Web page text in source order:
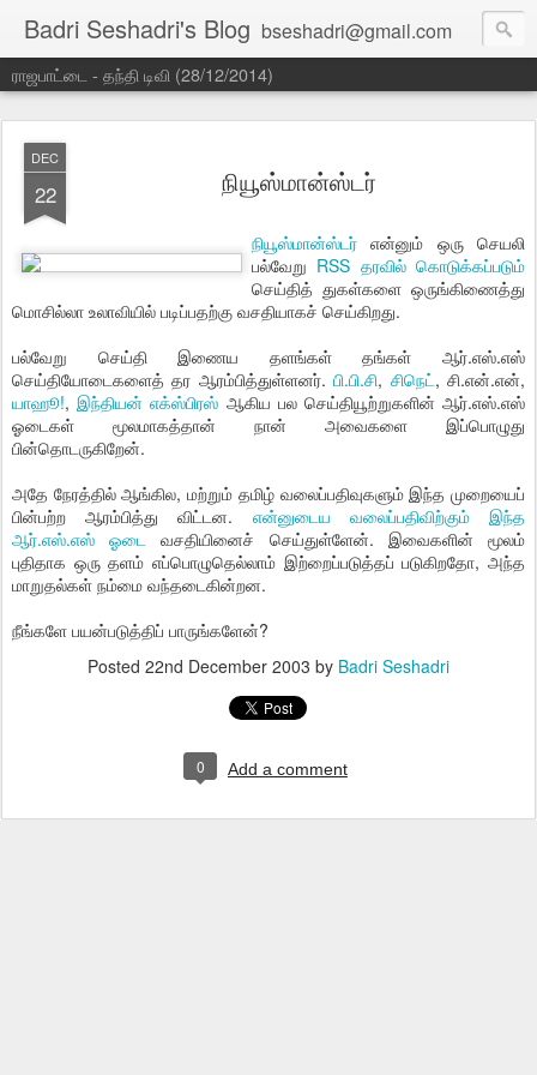
Badri Seshadri's Blog bseshadri@gmail.com
ராஜபாட்டை - தந்தி டிவி (28/12/2014)
DEC
22 நியூஸ்மான்ஸ்டர்
நியூஸ்மான்ஸ்டர் என்னும் ஒரு செயலி
பல்வேறு RSS தரவில் கொடுக்கப்படும்
செய்தித் துகள்களை ஒருங்கிணைத்து
மொசில்லா உலாவியில் படிப்பதற்கு வசதியாகச் செய்கிறது.
பல்வேறு செய்தி இணைய தளங்கள் தங்கள் ஆர்.எஸ்.எஸ்
செய்தியோடைகளைத் தர ஆரம்பித்துள்ளனர்.பி.பி.சி, சிநெட், சி.என்.என்,
யாஹூ!,இந்தியன் எக்ஸ்பிரஸ் ஆகிய பல செய்தியூற்றுகளின் ஆர்.எஸ்.எஸ்
ஓடைகள் மூலமாகத்தான் நான் அவைகளை இப்பொழுது
பின்தொடருகிறேன்.
அதே நேரத்தில் ஆங்கில, மற்றும் தமிழ் வலைப்பதிவுகளும் இந்த முறையைப்
பின்பற்ற ஆரம்பித்து விட்டன. என்னுடைய வலைப்பதிவிற்கும் இந்த
ஆர்.எஸ்.எஸ் ஓடை வசதியினைச் செய்துள்ளேன். இவைகளின் மூலம்
புதிதாக ஒரு தளம் எப்பொழுதெல்லாம் இற்றைப்படுத்தப் படுகிறதோ, அந்த
மாறுதல்கள் நம்மை வந்தடைகின்றன.
நீங்களே பயன்படுத்திப் பாருங்களேன்?
Posted 22nd December 2003 by Badri Seshadri
0 Add a comment